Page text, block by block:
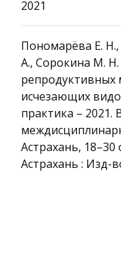
2021
Пономарёва Е. Н.,
А., Сорокина М.
репродуктивных
исчезающих
практика – 2021.
Астрахань, 18–30
Астрахань : Изд-